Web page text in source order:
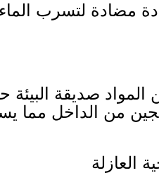
مضادة لتسرب
المواد صديقة
من الداخل مما
العازلة